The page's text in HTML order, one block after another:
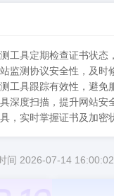
工具定期检查证书状态
监测协议安全性，及时
工具跟踪有效性，避免
深度扫描，提升网站安
，实时掌握证书及加密
间 2026-07-14 16:00:02